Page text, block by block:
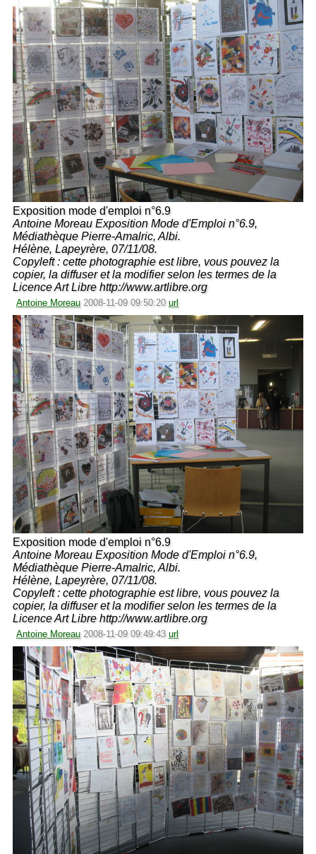
Exposition mode d'emploi n°6.9
Antoine Moreau Exposition Mode d'Emploi n°6.9,
Médiathèque Pierre-Amalric, Albi.
Hélène, Lapeyrère, 07/11/08.
Copyleft : cette photographie est libre, vous pouvez la
copier, la diffuser et la modifier selon les termes de la
Licence Art Libre http://www.artlibre.org
Antoine Moreau 2008-11-09 09:50:20 url
Exposition mode d'emploi n°6.9
Antoine Moreau Exposition Mode d'Emploi n°6.9,
Médiathèque Pierre-Amalric, Albi.
Hélène, Lapeyrère, 07/11/08.
Copyleft : cette photographie est libre, vous pouvez la
copier, la diffuser et la modifier selon les termes de la
Licence Art Libre http://www.artlibre.org
Antoine Moreau 2008-11-09 09:49:43 url